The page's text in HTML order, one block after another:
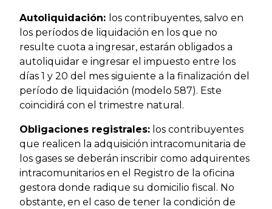
Autoliquidación: los contribuyentes, salvo en
los períodos de liquidación en los que no
resulte cuota a ingresar, estarán obligados a
autoliquidar e ingresar el impuesto entre los
días 1 y 20 del mes siguiente a la finalización del
período de liquidación (modelo 587). Este
coincidirá con el trimestre natural.
Obligaciones registrales: los contribuyentes
que realicen la adquisición intracomunitaria de
los gases se deberán inscribir como adquirentes
intracomunitarios en el Registro de la oficina
gestora donde radique su domicilio fiscal. No
obstante, en el caso de tener la condición de